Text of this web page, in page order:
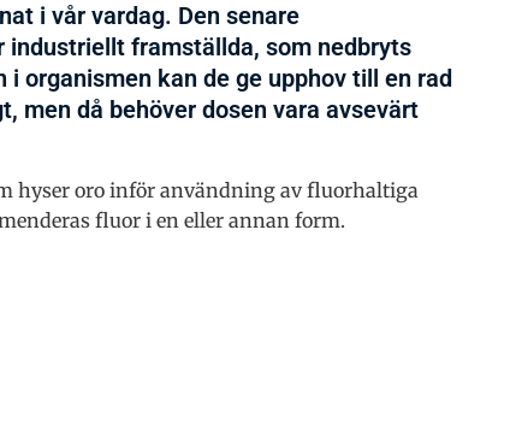
i vår vardag. Den senare
industriellt framställda, som nedbryts
organismen kan de ge upphov till en rad
men då behöver dosen vara avsevärt
hyser oro inför användning av fluorhaltiga
fluor i en eller annan form.